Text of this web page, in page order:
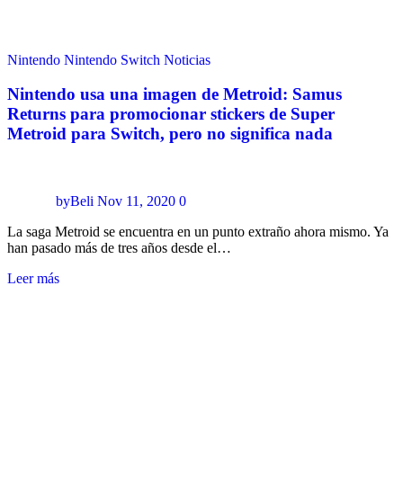
Nintendo Nintendo Switch Noticias
Nintendo usa una imagen de Metroid: Samus
Returns para promocionar stickers de Super
Metroid para Switch, pero no significa nada
byBeli Nov 11, 2020 0
La saga Metroid se encuentra en un punto extraño ahora mismo. Ya
han pasado más de tres años desde el…
Leer más